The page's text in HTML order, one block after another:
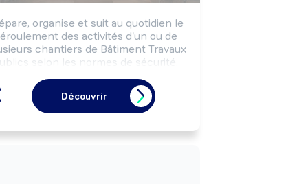
organise et suit au quotidien le
des activités d'un ou de
chantiers de Bâtiment Travaux
selon les normes de sécurité.
équipes internes et externes à
selon les impératifs de
délais.
Découvrir